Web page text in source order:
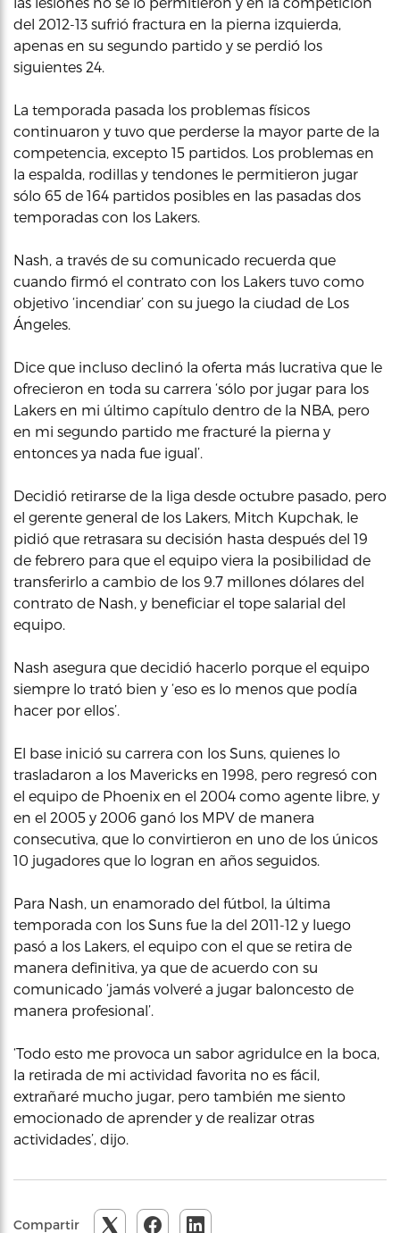
del 2012-13 sufrió fractura en la pierna izquierda,
apenas en su segundo partido y se perdió los
siguientes 24.
La temporada pasada los problemas físicos
continuaron y tuvo que perderse la mayor parte de la
competencia, excepto 15 partidos. Los problemas en
la espalda, rodillas y tendones le permitieron jugar
sólo 65 de 164 partidos posibles en las pasadas dos
temporadas con los Lakers.
Nash, a través de su comunicado recuerda que
cuando firmó el contrato con los Lakers tuvo como
objetivo ‘incendiar’ con su juego la ciudad de Los
Ángeles.
Dice que incluso declinó la oferta más lucrativa que le
ofrecieron en toda su carrera ‘sólo por jugar para los
Lakers en mi último capítulo dentro de la NBA, pero
en mi segundo partido me fracturé la pierna y
entonces ya nada fue igual’.
Decidió retirarse de la liga desde octubre pasado, pero
el gerente general de los Lakers, Mitch Kupchak, le
pidió que retrasara su decisión hasta después del 19
de febrero para que el equipo viera la posibilidad de
transferirlo a cambio de los 9.7 millones dólares del
contrato de Nash, y beneficiar el tope salarial del
equipo.
Nash asegura que decidió hacerlo porque el equipo
siempre lo trató bien y ‘eso es lo menos que podía
hacer por ellos’.
El base inició su carrera con los Suns, quienes lo
trasladaron a los Mavericks en 1998, pero regresó con
el equipo de Phoenix en el 2004 como agente libre, y
en el 2005 y 2006 ganó los MPV de manera
consecutiva, que lo convirtieron en uno de los únicos
10 jugadores que lo logran en años seguidos.
Para Nash, un enamorado del fútbol, la última
temporada con los Suns fue la del 2011-12 y luego
pasó a los Lakers, el equipo con el que se retira de
manera definitiva, ya que de acuerdo con su
comunicado ‘jamás volveré a jugar baloncesto de
manera profesional’.
‘Todo esto me provoca un sabor agridulce en la boca,
la retirada de mi actividad favorita no es fácil,
extrañaré mucho jugar, pero también me siento
emocionado de aprender y de realizar otras
actividades’, dijo.
Compartir